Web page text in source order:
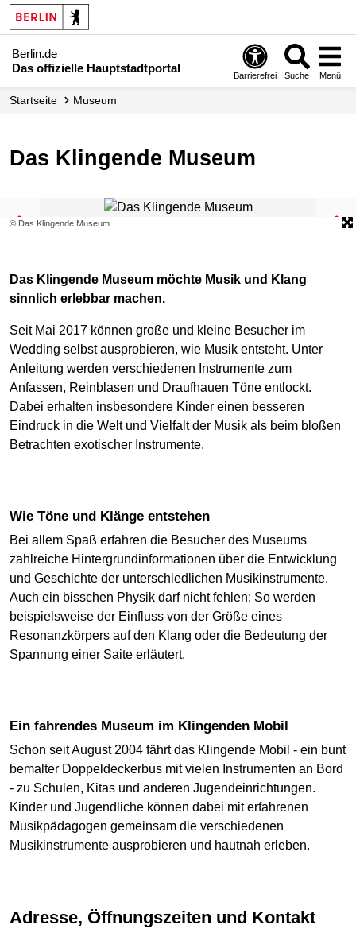
Berlin.de
Das offizielle Hauptstadtportal
Barrierefrei Suche Menü
Startseite Museum
Das Klingende Museum
© Das Klingende Museum
Das Klingende Museum möchte Musik und Klang
sinnlich erlebbar machen.
Seit Mai 2017 können große und kleine Besucher im
Wedding selbst ausprobieren, wie Musik entsteht. Unter
Anleitung werden verschiedenen Instrumente zum
Anfassen, Reinblasen und Draufhauen Töne entlockt.
Dabei erhalten insbesondere Kinder einen besseren
Eindruck in die Welt und Vielfalt der Musik als beim bloßen
Betrachten exotischer Instrumente.
Wie Töne und Klänge entstehen
Bei allem Spaß erfahren die Besucher des Museums
zahlreiche Hintergrundinformationen über die Entwicklung
und Geschichte der unterschiedlichen Musikinstrumente.
Auch ein bisschen Physik darf nicht fehlen: So werden
beispielsweise der Einfluss von der Größe eines
Resonanzkörpers auf den Klang oder die Bedeutung der
Spannung einer Saite erläutert.
Ein fahrendes Museum im Klingenden Mobil
Schon seit August 2004 fährt das Klingende Mobil - ein bunt
bemalter Doppeldeckerbus mit vielen Instrumenten an Bord
- zu Schulen, Kitas und anderen Jugendeinrichtungen.
Kinder und Jugendliche können dabei mit erfahrenen
Musikpädagogen gemeinsam die verschiedenen
Musikinstrumente ausprobieren und hautnah erleben.
Adresse, Öffnungszeiten und Kontakt